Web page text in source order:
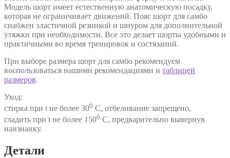
Модель шорт имеет естественную анатомическую посадку,
которая не ограничивает движений. Пояс шорт для самбо
снабжен эластичной резинкой и шнуром для дополнительной
утяжки при необходимости. Все это делает шорты удобными и
практичными во время тренировок и состязаний.
При выборе размера шорт для самбо рекомендуем
воспользоваться нашими рекомендациями и таблицей
размеров.
Уход:
стирка при t не более 300 С, отбеливание запрещено,
гладить при t не более 1500 С, предварительно вывернув
наизнанку.
Детали